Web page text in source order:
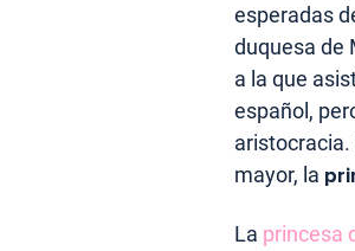
esperadas
duquesa de
a la que
español,
aristocracia.
mayor, la
La princesa